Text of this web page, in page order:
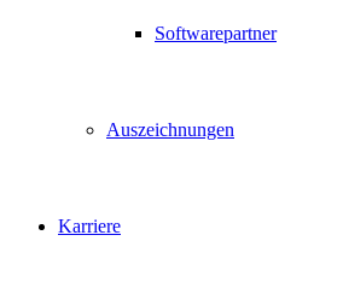
Softwarepartner
Auszeichnungen
Karriere